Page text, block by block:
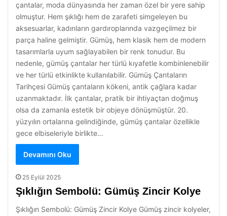
çantalar, moda dünyasında her zaman özel bir yere sahip
olmuştur. Hem şıklığı hem de zarafeti simgeleyen bu
aksesuarlar, kadınların gardıroplarında vazgeçilmez bir
parça haline gelmiştir. Gümüş, hem klasik hem de modern
tasarımlarla uyum sağlayabilen bir renk tonudur. Bu
nedenle, gümüş çantalar her türlü kıyafetle kombinlenebilir
ve her türlü etkinlikte kullanılabilir. Gümüş Çantaların
Tarihçesi Gümüş çantaların kökeni, antik çağlara kadar
uzanmaktadır. İlk çantalar, pratik bir ihtiyaçtan doğmuş
olsa da zamanla estetik bir objeye dönüşmüştür. 20.
yüzyılın ortalarına gelindiğinde, gümüş çantalar özellikle
gece elbiseleriyle birlikte…
Devamını Oku
25 Eylül 2025
Şıklığın Sembolü: Gümüş Zincir Kolye
Şıklığın Sembolü: Gümüş Zincir Kolye Gümüş zincir kolyeler,